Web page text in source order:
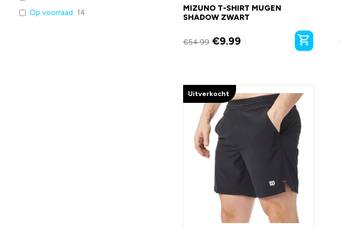
Op voorraad 14
MIZUNO T-SHIRT MUGEN
SHADOW ZWART
€54.99 €9.99
Uitverkocht